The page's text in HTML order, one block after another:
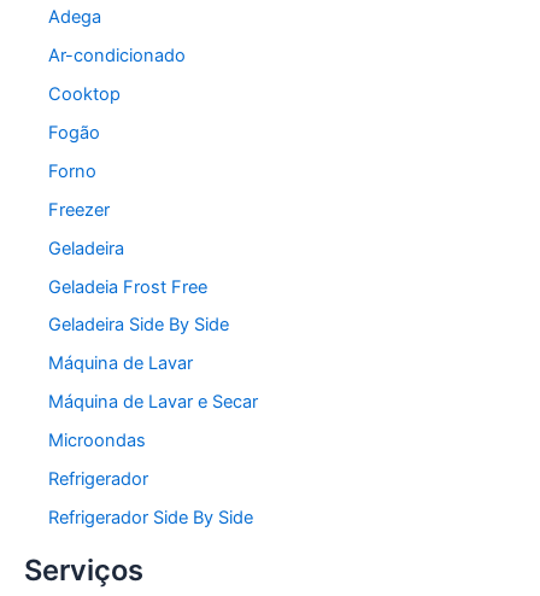
Adega
Ar-condicionado
Cooktop
Fogão
Forno
Freezer
Geladeira
Geladeia Frost Free
Geladeira Side By Side
Máquina de Lavar
Máquina de Lavar e Secar
Microondas
Refrigerador
Refrigerador Side By Side
Serviços